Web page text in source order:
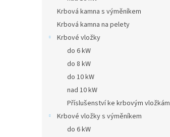
Krbová kamna s výměníkem
Krbová kamna na pelety
Krbové vložky
do 6 kW
do 8 kW
do 10 kW
nad 10 kW
Příslušenství ke krbovým vložkám
Krbové vložky s výměníkem
do 6 kW